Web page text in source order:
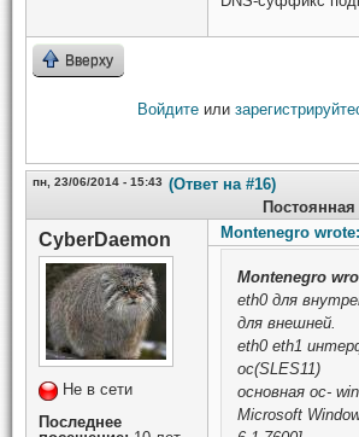
Вверху
Войдите или
пн, 23/06/2014 - 15:43 (Ответ на #16)
CyberDaemon
Не в сети
Последнее
Montenegro wrote:
Montenegro
eth0 для
для внешней.
eth0 eth1
ос(SLES11)
основная ос-
Microsoft